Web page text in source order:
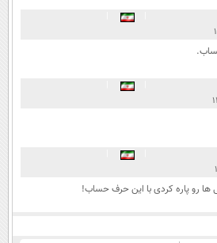
رو پاره کردی با این حرف حساب!